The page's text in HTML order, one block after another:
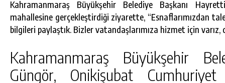
Kahramanmaraş Büyükşehir Belediye Başkanı
mahallesine gerçekleştirdiği ziyarette, “Esnaflarımızdan
bilgileri paylaştık. Bizler vatandaşlarımıza hizmet için
Kahramanmaraş Büyükşehir
Güngör, Onikişubat